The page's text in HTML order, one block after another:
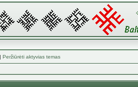
| Peržiūrėti aktyvias temas